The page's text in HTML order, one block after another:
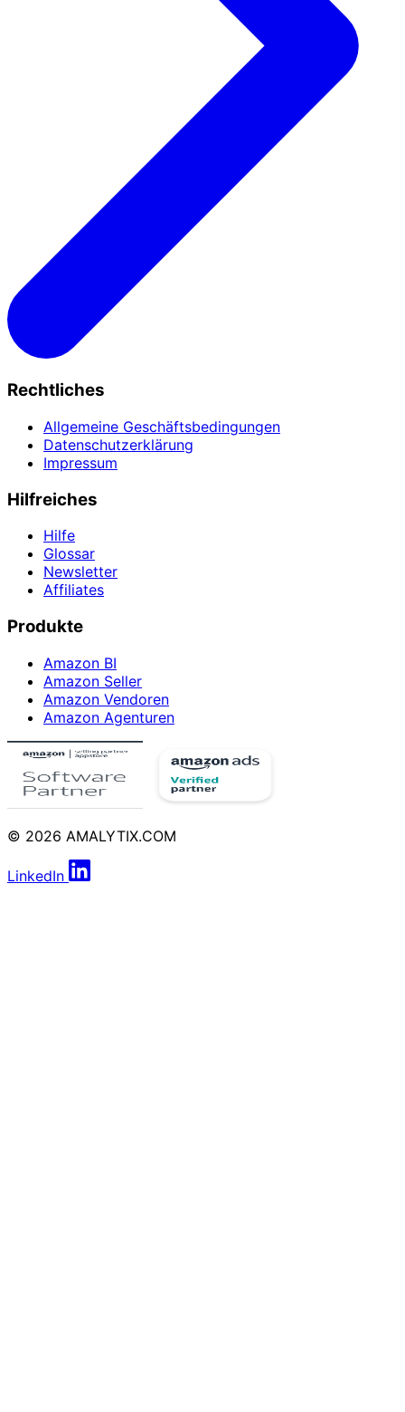
Rechtliches
Allgemeine Geschäftsbedingungen
Datenschutzerklärung
Impressum
Hilfreiches
Hilfe
Glossar
Newsletter
Affiliates
Produkte
Amazon BI
Amazon Seller
Amazon Vendoren
Amazon Agenturen
© 2026 AMALYTIX.COM
LinkedIn